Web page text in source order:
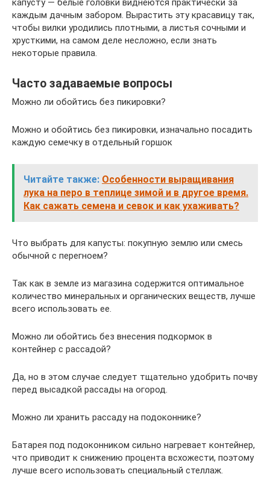
капусту — белые головки виднеются практически за
каждым дачным забором. Вырастить эту красавицу так,
чтобы вилки уродились плотными, а листья сочными и
хрусткими, на самом деле несложно, если знать
некоторые правила.
Часто задаваемые вопросы
Можно ли обойтись без пикировки?
Можно и обойтись без пикировки, изначально посадить
каждую семечку в отдельный горшок
Читайте также: Особенности выращивания
лука на перо в теплице зимой и в другое время.
Как сажать семена и севок и как ухаживать?
Что выбрать для капусты: покупную землю или смесь
обычной с перегноем?
Так как в земле из магазина содержится оптимальное
количество минеральных и органических веществ, лучше
всего использовать ее.
Можно ли обойтись без внесения подкормок в
контейнер с рассадой?
Да, но в этом случае следует тщательно удобрить почву
перед высадкой рассады на огород.
Можно ли хранить рассаду на подоконнике?
Батарея под подоконником сильно нагревает контейнер,
что приводит к снижению процента всхожести, поэтому
лучше всего использовать специальный стеллаж.